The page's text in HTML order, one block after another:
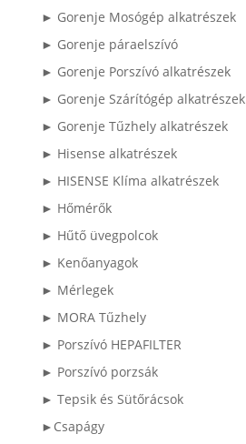
► Gorenje Mosógép alkatrészek
► Gorenje páraelszívó
► Gorenje Porszívó alkatrészek
► Gorenje Szárítógép alkatrészek
► Gorenje Tűzhely alkatrészek
► Hisense alkatrészek
► HISENSE Klíma alkatrészek
► Hőmérők
► Hűtő üvegpolcok
► Kenőanyagok
► Mérlegek
► MORA Tűzhely
► Porszívó HEPAFILTER
► Porszívó porzsák
► Tepsik és Sütőrácsok
►Csapágy